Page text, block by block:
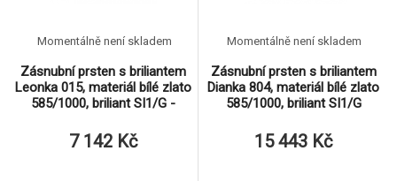
materiál bílé zlato 585/1000, briliant SI1/G -
2.25 mm, vá
6 434 Kč
Zásnubní prsten s briliantem Dianka 819,
materiál bílé zlato 585/1000, briliant SI1/G
8x6mm, váha: u
Zásnubní prsten s briliantem
Leonka 015, materiál bílé zlato
585/1000, briliant SI1/G -
Momentálně není skladem
7 142 Kč
Zásnubní prsten s briliantem
Dianka 804, materiál bílé zlato
585/1000, briliant SI1/G
Momentálně není skladem
15 443 Kč